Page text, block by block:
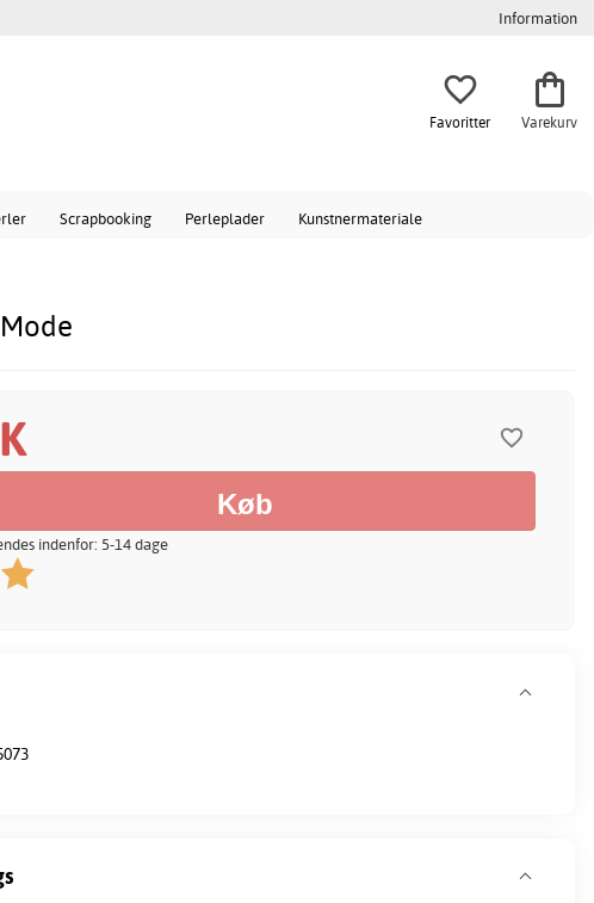
Information
Favoritter Varekurv
Scrapbooking Perleplader Kunstnermateriale
indenfor: 5-14 dage